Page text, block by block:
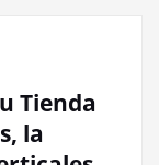
Tienda
la